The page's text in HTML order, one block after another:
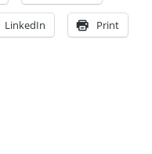
LinkedIn Print